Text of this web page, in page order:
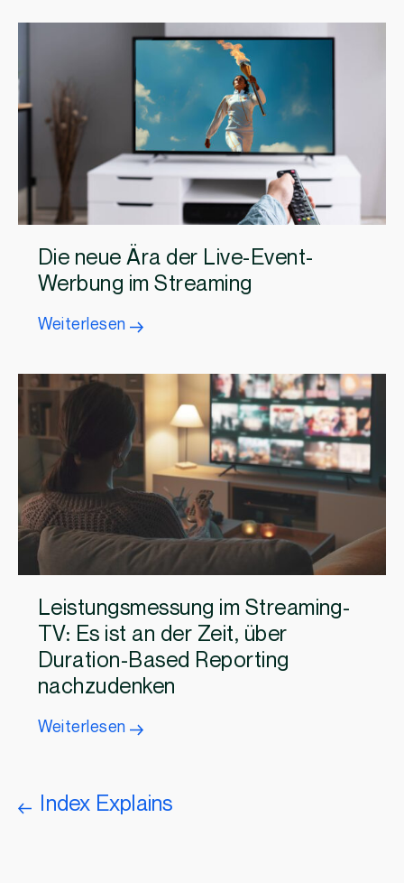
Die neue Ära der Live-Event-
Werbung im Streaming
Weiterlesen
Leistungsmessung im Streaming-
TV: Es ist an der Zeit, über
Duration-Based Reporting
nachzudenken
Weiterlesen
Index Explains